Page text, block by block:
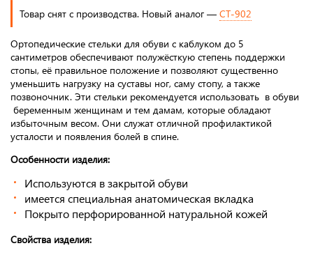
Товар снят с производства. Новый аналог — СТ-902
Ортопедические стельки для обуви с каблуком до 5
сантиметров обеспечивают полужёсткую степень поддержки
стопы, её правильное положение и позволяют существенно
уменьшить нагрузку на суставы ног, саму стопу, а также
позвоночник. Эти стельки рекомендуется использовать в обуви
беременным женщинам и тем дамам, которые обладают
избыточным весом. Они служат отличной профилактикой
усталости и появления болей в спине.
Особенности изделия:
Используются в закрытой обуви
имеется специальная анатомическая вкладка
Покрыто перфорированной натуральной кожей
Свойства изделия: